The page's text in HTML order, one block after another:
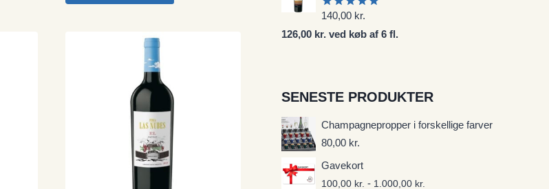
Vurderet
ud af
5
140,00 kr.
126,00 kr. ved køb af 6 fl.
SENESTE PRODUKTER
Champagnepropper i forskellige farver
80,00 kr.
Gavekort
100,00 kr. - 1.000,00 kr.